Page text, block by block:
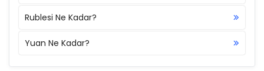
Rublesi Ne Kadar?
Yuan Ne Kadar?